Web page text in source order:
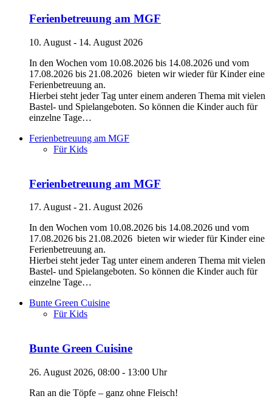
Ferienbetreuung am MGF
10. August - 14. August 2026
In den Wochen vom 10.08.2026 bis 14.08.2026 und vom
17.08.2026 bis 21.08.2026 bieten wir wieder für Kinder eine
Ferienbetreuung an.
Hierbei steht jeder Tag unter einem anderen Thema mit vielen
Bastel- und Spielangeboten. So können die Kinder auch für
einzelne Tage…
Ferienbetreuung am MGF
Für Kids
Ferienbetreuung am MGF
17. August - 21. August 2026
In den Wochen vom 10.08.2026 bis 14.08.2026 und vom
17.08.2026 bis 21.08.2026 bieten wir wieder für Kinder eine
Ferienbetreuung an.
Hierbei steht jeder Tag unter einem anderen Thema mit vielen
Bastel- und Spielangeboten. So können die Kinder auch für
einzelne Tage…
Bunte Green Cuisine
Für Kids
Bunte Green Cuisine
26. August 2026, 08:00 - 13:00 Uhr
Ran an die Töpfe – ganz ohne Fleisch!